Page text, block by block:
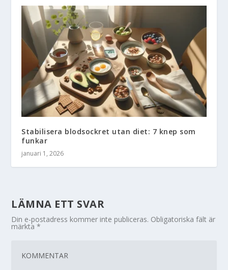
Stabilisera blodsockret utan diet: 7 knep som
funkar
januari 1, 2026
LÄMNA ETT SVAR
Din e-postadress kommer inte publiceras. Obligatoriska fält är
märkta*